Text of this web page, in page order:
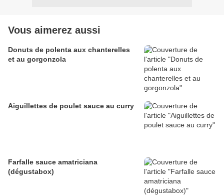
Vous aimerez aussi
Donuts de polenta aux chanterelles
et au gorgonzola
Aiguillettes de poulet sauce au curry
Farfalle sauce amatriciana
(dégustabox)